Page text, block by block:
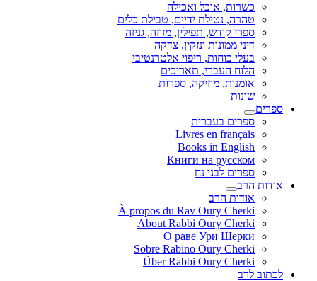
כשרות, אוכל ואכילה
טהרה, נטילת ידיים, טבילת כלים
ספרי קודש, תפילין, מזוזה, גניזה
דיני ממונות ונזקין, צדקה
בעלי כוחות, ריפוי אלטרנטיבי
הלוח העברי, תאריכים
אומנות, מוזיקה, ספרות
שונות
ספרים
ספרים בעברית
Livres en français
Books in English
Книги на русском
ספרים לבני נח
אודות הרב
אודות הרב
À propos du Rav Oury Cherki
About Rabbi Oury Cherki
О раве Ури Шерки
Sobre Rabino Oury Cherki
Über Rabbi Oury Cherki
לכתוב לרב